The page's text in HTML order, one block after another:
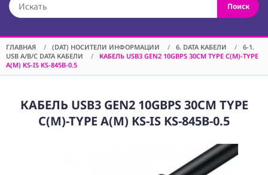
Поиск
(OPT) ОПТИКА
ОБОРУДОВАНИЕ
(LGT) СВЕТОВОЕ
ОБОРУДОВАНИЕ
СПЕЦЭФФЕКТЫ
(STD) СТОЙКИ
ГЛАВНАЯ / (DAT) НОСИТЕЛИ ИНФОРМАЦИИ / 6. DATA КАБЕЛИ /
6-1.
USB A/B/C DATA КАБЕЛИ
/
КАБЕЛЬ USB3 GEN2 10GBPS 30СМ TYPE C(M)-TYPE
A(M) KS-IS KS-845B-0.5
КАБЕЛЬ USB3 GEN2 10GBPS 30СМ TYPE
C(M)-TYPE A(M) KS-IS KS-845B-0.5